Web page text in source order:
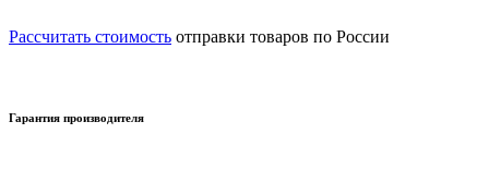
Рассчитать стоимость отправки товаров по России
Гарантия производителя